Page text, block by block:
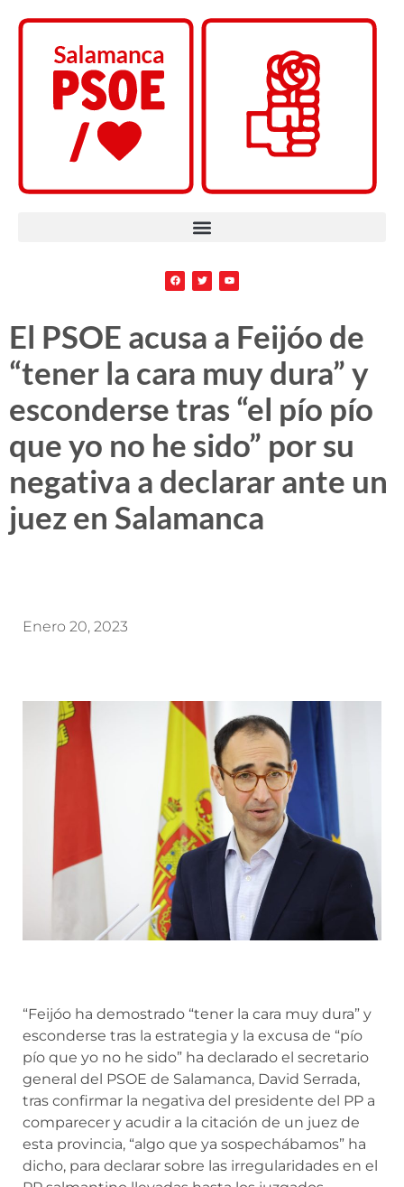
El PSOE acusa a Feijóo de
“tener la cara muy dura” y
esconderse tras “el pío pío
que yo no he sido” por su
negativa a declarar ante un
juez en Salamanca
Enero 20, 2023
“Feijóo ha demostrado “tener la cara muy dura” y
esconderse tras la estrategia y la excusa de “pío
pío que yo no he sido” ha declarado el secretario
general del PSOE de Salamanca, David Serrada,
tras confirmar la negativa del presidente del PP a
comparecer y acudir a la citación de un juez de
esta provincia, “algo que ya sospechábamos” ha
dicho, para declarar sobre las irregularidades en el